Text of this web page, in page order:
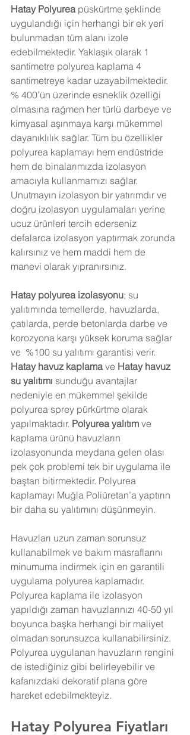
Hatay Polyurea püskürtme şeklinde
uygulandığı için herhangi bir ek yeri
bulunmadan tüm alanı izole
edebilmektedir. Yaklaşık olarak 1
santimetre polyurea kaplama 4
santimetreye kadar uzayabilmektedir.
% 400’ün üzerinde esneklik özelliği
olmasına rağmen her türlü darbeye ve
kimyasal aşınmaya karşı mükemmel
dayanıklılık sağlar. Tüm bu özellikler
polyurea kaplamayı hem endüstride
hem de binalarımızda izolasyon
amacıyla kullanmamızı sağlar.
Unutmayın izolasyon bir yatırımdır ve
doğru izolasyon uygulamaları yerine
ucuz ürünleri tercih ederseniz
defalarca izolasyon yaptırmak zorunda
kalırsınız ve hem maddi hem de
manevi olarak yıpranırsınız.
Hatay polyurea izolasyonu; su
yalıtımında temellerde, havuzlarda,
çatılarda, perde betonlarda darbe ve
korozyona karşı yüksek koruma sağlar
ve  %100 su yalıtımı garantisi verir.
Hatay havuz kaplama ve Hatay havuz
su yalıtımı sunduğu avantajlar
nedeniyle en mükemmel şekilde
polyurea sprey pürkürtme olarak
yapılmaktadır. Polyurea yalıtım ve
kaplama ürünü havuzların
izolasyonunda meydana gelen olası
pek çok problemi tek bir uygulama ile
baştan bitirmektedir. Polyurea
kaplamayı Muğla Poliüretan’a yaptırın
bir daha su yalıtımını düşünmeyin.
Havuzları uzun zaman sorunsuz
kullanabilmek ve bakım masraflarını
minumuma indirmek için en garantili
uygulama polyurea kaplamadır.
Polyurea kaplama ile izolasyon
yapıldığı zaman havuzlarınızı 40-50 yıl
boyunca başka herhangi bir maliyet
olmadan sorunsuzca kullanabilirsiniz.
Polyurea uygulanan havuzların rengini
de istediğiniz gibi belirleyebilir ve
kafanızdaki dekoratif plana göre
hareket edebilmekteyiz.
Hatay Polyurea Fiyatları